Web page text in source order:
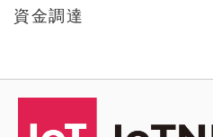
資金調達